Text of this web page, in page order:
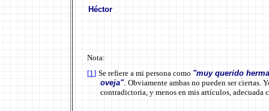
Héctor
Nota:
[1] Se refiere a mi persona como "muy querido
oveja". Obviamente ambas no pueden ser ciertas.
contradictoria, y menos en mis artículos, adecuada